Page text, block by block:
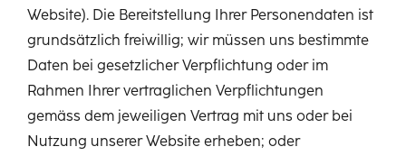
Website). Die Bereitstellung Ihrer Personendaten ist
grundsätzlich freiwillig; wir müssen uns bestimmte
Daten bei gesetzlicher Verpflichtung oder im
Rahmen Ihrer vertraglichen Verpflichtungen
gemäss dem jeweiligen Vertrag mit uns oder bei
Nutzung unserer Website erheben; oder